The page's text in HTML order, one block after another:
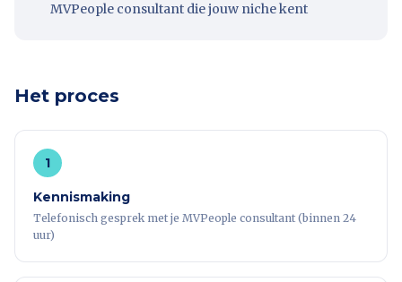
MVPeople consultant die jouw niche kent
Het proces
1
Kennismaking
Telefonisch gesprek met je MVPeople consultant (binnen 24
uur)